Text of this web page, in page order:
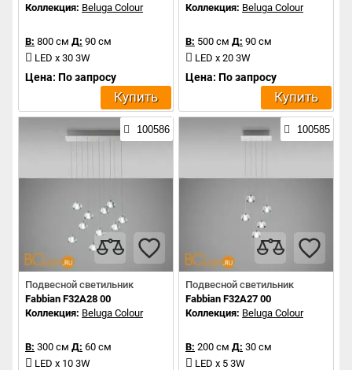
Коллекция: Beluga Colour
В: 800 см Д: 90 см
LED x 30 3W
Цена: По запросу
Купить
Коллекция: Beluga Colour
В: 500 см Д: 90 см
LED x 20 3W
Цена: По запросу
Купить
100586
Подвесной светильник
Fabbian F32A28 00
Коллекция: Beluga Colour
В: 300 см Д: 60 см
LED x 10 3W
100585
Подвесной светильник
Fabbian F32A27 00
Коллекция: Beluga Colour
В: 200 см Д: 30 см
LED x 5 3W